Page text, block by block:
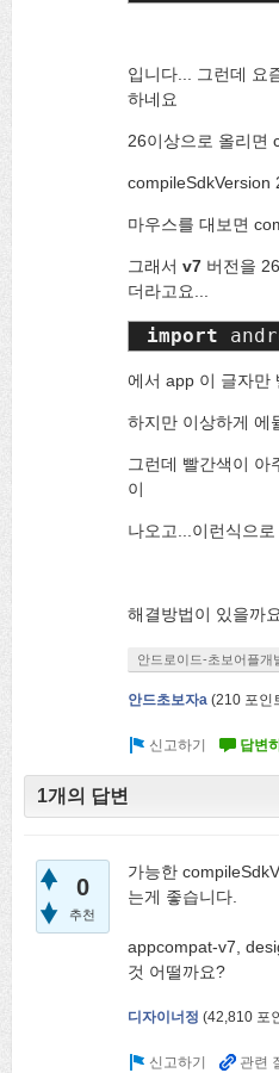
입니다... 그런데 요
하네요
26이상으로 올리면
compileSdkVersion
마우스를 대보면
그래서 v7 버전을
더라고요...
import
에서 app 이 글자만
하지만 이상하게 에
그런데 빨간색이 아
이
나오고...이런식으로
해결방법이 있을까
안드로이드-초보어플개
안드초보자a (210 포인
1개의 답변
0
추천
가능한
는게 좋습니다.
appcompat-v7,
것 어떨까요?
디자이너정 (42,810 포